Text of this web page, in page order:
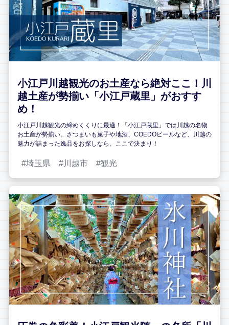
小江戸川越観光のお土産なら絶対ここ！川
越土産が勢揃い「小江戸蔵里」がおすす
め！
小江戸川越観光の締めくくりに最適！「小江戸蔵里」では川越の名物
お土産が勢揃い。さつまいも菓子や地酒、COEDOビールなど、川越の
魅力が詰まった逸品をお探しなら、ここで決まり！
埼玉県 川越市 観光